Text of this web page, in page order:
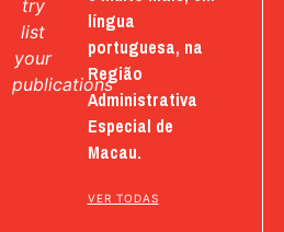
try
list
your
publications
língua
portuguesa, na
Região
Administrativa
Especial de
Macau.
VER TODAS